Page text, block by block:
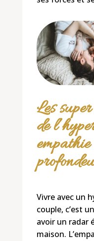
Les
de
empathie
Vivre avec un
couple, c’est
avoir un radar
maison.